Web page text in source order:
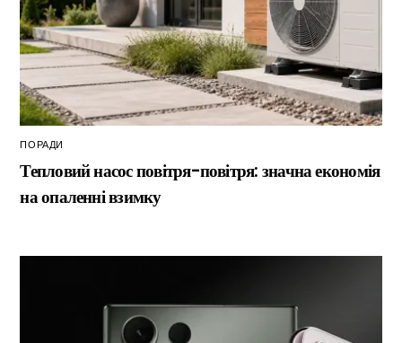
ПОРАДИ
Тепловий насос повітря-повітря: значна економія
на опаленні взимку